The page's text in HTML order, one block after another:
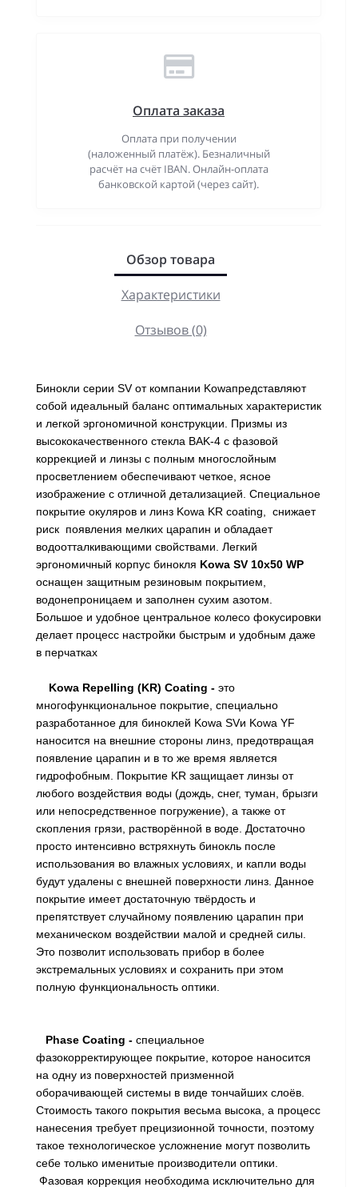
Оплата заказа
Оплата при получении
(наложенный платёж). Безналичный
расчёт на счёт IBAN. Онлайн-оплата
банковской картой (через сайт).
Обзор товара
Характеристики
Отзывов (0)
Бинокли серии SV от компании Kowaпредставляют
собой идеальный баланс оптимальных характеристик
и легкой эргономичной конструкции. Призмы из
высококачественного стекла BAK-4 с фазовой
коррекцией и линзы с полным многослойным
просветлением обеспечивают четкое, ясное
изображение с отличной детализацией. Специальное
покрытие окуляров и линз Kowa KR coating, снижает
риск появления мелких царапин и обладает
водоотталкивающими свойствами. Легкий
эргономичный корпус бинокля Kowa SV 10x50 WP
оснащен защитным резиновым покрытием,
водонепроницаем и заполнен сухим азотом.
Большое и удобное центральное колесо фокусировки
делает процесс настройки быстрым и удобным даже
в перчатках
Kowa Repelling (KR) Coating - это
многофункциональное покрытие, специально
разработанное для биноклей Kowa SVи Kowa YF
наносится на внешние стороны линз, предотвращая
появление царапин и в то же время является
гидрофобным. Покрытие KR защищает линзы от
любого воздействия воды (дождь, снег, туман, брызги
или непосредственное погружение), а также от
скопления грязи, растворённой в воде. Достаточно
просто интенсивно встряхнуть бинокль после
использования во влажных условиях, и капли воды
будут удалены с внешней поверхности линз. Данное
покрытие имеет достаточную твёрдость и
препятствует случайному появлению царапин при
механическом воздействии малой и средней силы.
Это позволит использовать прибор в более
экстремальных условиях и сохранить при этом
полную функциональность оптики.
Phase Coating - специальное
фазокорректирующее покрытие, которое наносится
на одну из поверхностей призменной
оборачивающей системы в виде тончайших слоёв.
Стоимость такого покрытия весьма высока, а процесс
нанесения требует прецизионной точности, поэтому
такое технологическое усложнение могут позволить
себе только именитые производители оптики.
Фазовая коррекция необходима исключительно для